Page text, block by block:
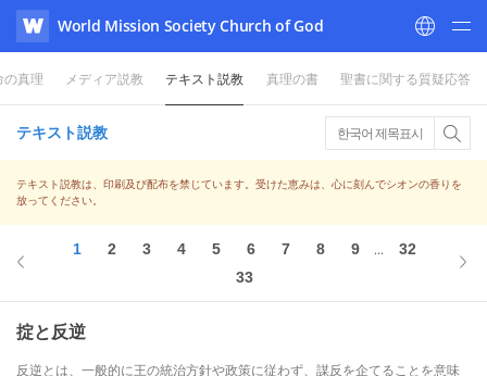
WATV
World Mission Society Church of God
の真理 メディア説教 テキスト説教 真理の書 聖書に関する質疑応答
テキスト説教 한국어 제목표시
テキスト説教は、印刷及び配布を禁じています。受けた恵みは、心に刻んでシオンの香りを
放ってください。
1 2 3 4 5 6 7 8 9 ...
32
33
掟と反逆
反逆とは、一般的に王の統治方針や政策に従わず、謀反を企てることを意味